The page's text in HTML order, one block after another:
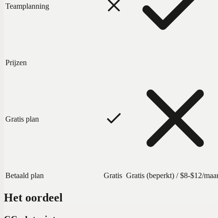
Teamplanning
Prijzen
Gratis plan
Betaald plan Gratis Gratis (beperkt) / $8-$12/
Het oordeel